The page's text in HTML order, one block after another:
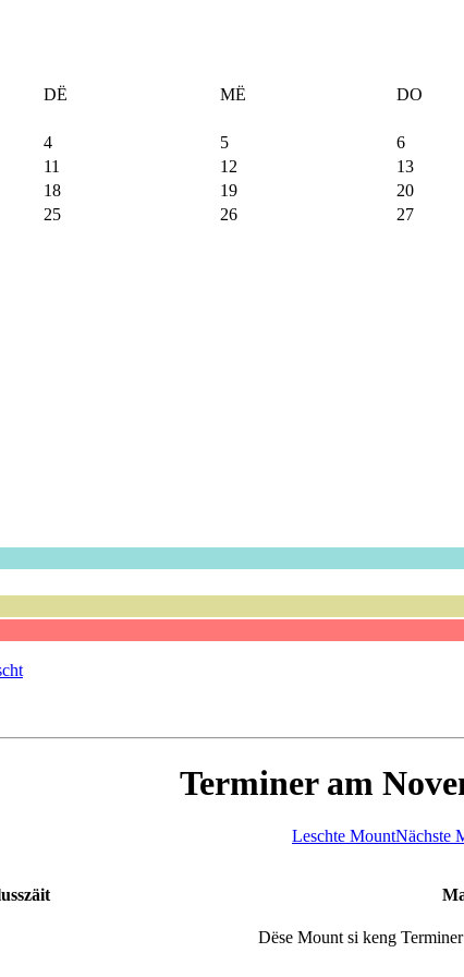
DË MË DO
4 5 6
11 12 13
18 19 20
25 26 27
Terminer am
Leschte MountNächste
Dëse Mount si keng